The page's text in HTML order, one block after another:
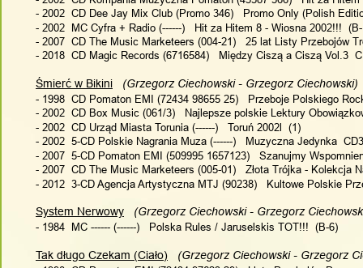
- 2002  CD Dee Jay Mix Club (Promo 346)   Promo Only (Polish
- 2002  MC Cyfra + Radio (------)   Hit za Hitem 8 - Wiosna 2002!!!
- 2007  CD The Music Marketeers (004-21)   25 lat Listy Przebojów
- 2018  CD Magic Records (6716584)   Między Ciszą a Ciszą Vol.3
Śmierć w Bikini
   (Grzegorz Ciechowski - Grzegorz Ciechowski)
- 1998  CD Pomaton EMI (72434 98655 25)   Przeboje Polskiego
- 2002  CD Box Music (061/3)   Najlepsze polskie Lektury
- 2002  CD Urząd Miasta Torunia (------)   Toruń 2002l  (1)
- 2002  5-CD Polskie Nagrania Muza (------)   Muzyczna Jedynka
- 2007  5-CD Pomaton EMI (509995 1657123)   Szanujmy
- 2007  CD The Music Marketeers (005-01)   Złota Trójka - Kolekcja
- 2012  3-CD Agencja Artystyczna MTJ (90238)   Kultowe Polskie
System Nerwowy
(Grzegorz Ciechowski - Grzegorz
- 1984  MC ------ (------)   Polska Rules / Jaruselskis TOT!!!  (B-6)
Tak długo Czekam (Ciało)
(Grzegorz Ciechowski - Grzegorz